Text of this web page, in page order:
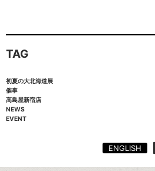
TAG
初夏の大北海道展
催事
高島屋新宿店
NEWS
EVENT
ENGLISH